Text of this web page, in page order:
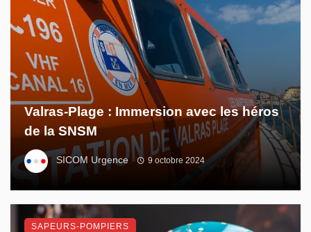
Valras-Plage : Immersion avec les héros
de la SNSM
SICOM Urgence 9 octobre 2024
SAPEURS-POMPIERS